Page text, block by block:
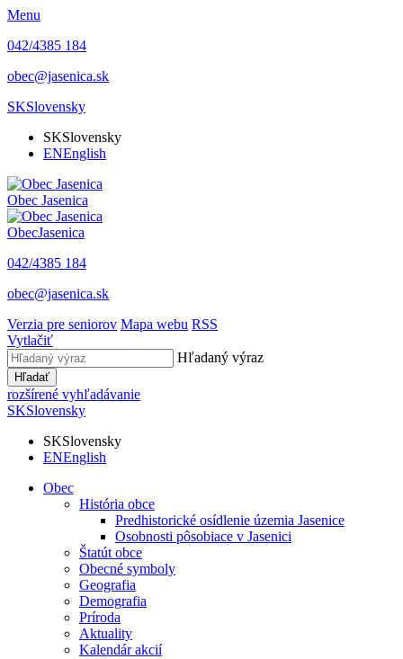
Menu
042/4385 184
obec@jasenica.sk
SKSlovensky
SKSlovensky
ENEnglish
Obec Jasenica
ObecJasenica
042/4385 184
obec@jasenica.sk
Verzia pre seniorov Mapa webu RSS
Vytlačiť
Hľadaný výraz
Hľadať
rozšírené vyhľadávanie
SKSlovensky
SKSlovensky
ENEnglish
Obec
História obce
Predhistorické osídlenie územia Jasenice
Osobnosti pôsobiace v Jasenici
Štatút obce
Obecné symboly
Geografia
Demografia
Príroda
Aktuality
Kalendár akcií